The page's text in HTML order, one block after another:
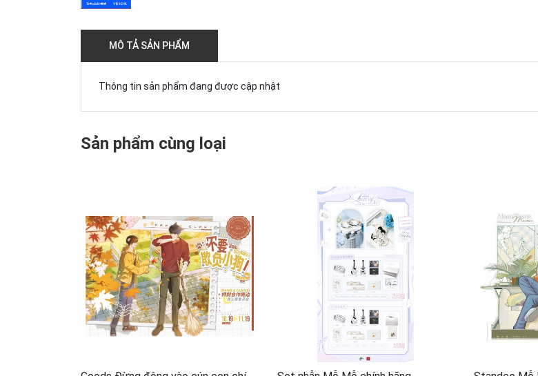
MÔ TẢ SẢN PHẨM
Thông tin sản phẩm đang được cập nhật
Sản phẩm cùng loại